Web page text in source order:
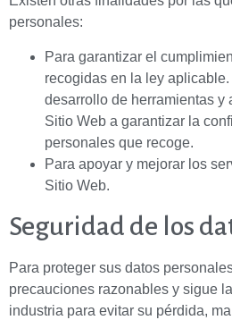
personales:
Para garantizar el
recogidas en la ley
desarrollo de herramientas y
Sitio Web a garantizar la
personales que recoge.
Para apoyar y mejorar los
Sitio Web.
Seguridad de los
Para proteger sus datos
precauciones razonables y sigue
industria para evitar su pérdida,